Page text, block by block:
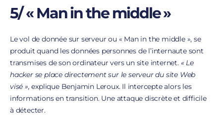
5/ « Man in the middle »
Le vol de donnée sur serveur ou « Man in the middle », se
produit quand les données personnes de l’internaute sont
transmises de son ordinateur vers un site internet. « Le
hacker se place directement sur le serveur du site Web
visé », explique Benjamin Leroux. Il intercepte alors les
informations en transition. Une attaque discrète et difficile
à détecter.